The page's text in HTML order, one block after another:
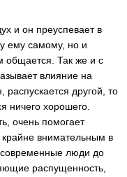
и он преуспевает в
ему самому, но и
общается. Так же и с
влияние на
другой, то
ничего хорошего.
очень помогает
внимательным в
люди до
распущенность,